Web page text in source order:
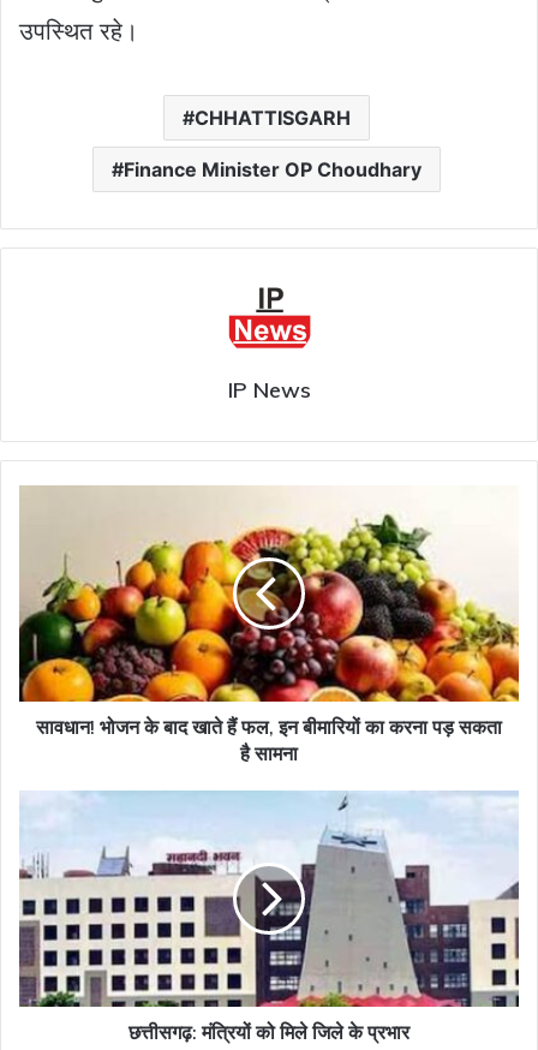
उपस्थित रहे।
CHHATTISGARH
Finance Minister OP Choudhary
IP News
खाते
हैं
फल,
इन
बीमारियों
सामना
सावधान! भोजन के बाद खाते हैं फल, इन बीमारियों का करना पड़ सकता
है सामना
मिले
जिले
के
प्रभार
छत्तीसगढ़: मंत्रियों को मिले जिले के प्रभार